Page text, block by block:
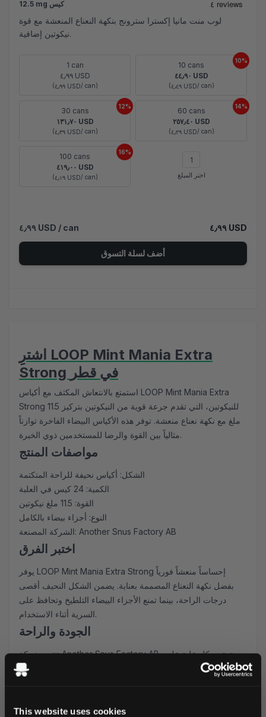
This website uses cookies
12.5 mg كيس
لوب منت مانيا إكسترا سترونج بنكهة النعناع المنعشة مع قوة
نيكوتين إضافية.
٤٫٩٩ USD / can ٤٫٩٩ USD
أضف لسلة التسوق
1 can
٤٫٩٩ USD
( ٤٫٩٩ USD/ can)
10 cans
٤٤٫٩٠ USD
( ٤٫٤٩ USD/ can)
10%
30 cans
١٣١٫٧٠ USD
( ٤٫٣٩ USD/ can)
12%
60 cans
٢٥٧٫٤٠ USD
( ٤٫٢٩ USD/ can)
14%
100 cans
٤١٩٫٠٠ USD
( ٤٫١٩ USD/ can)
16%
اختر المبلغ
اشترِ LOOP Mint Mania Extra
Strong في قطر
استمتع بالانتعاش المكثف مع أكياس LOOP Mint Mania Extra
Strong للنيكوتين، التي تقدم جرعة قوية من النيكوتين بتركيز 11.5
ملغ مع نكهة نعناع منعشة. توفر هذه الأكياس البيضاء الفاخرة توازناً
مثالياً بين القوة والرضا للمستخدمين ذوي الخبرة.
مواصفات المنتج
الشكل: أكياس نحيفة للراحة المتكتمة
الكمية: 24 كيس في العلبة
القوة: 11.5 ملغ نيكوتين
النوع: أجزاء بيضاء بالكامل
الشركة المصنعة: Another Snus Factory AB
اختبر الفرق
يوفر LOOP Mint Mania Extra Strong إحساساً منعشاً فورياً
بفضل نكهة النعناع المصممة بعناية. يضمن الشكل النحيف أقصى
درجات الراحة، بينما تمنع الأجزاء البيضاء التلطيخ وتحافظ على
السرية أثناء الاستخدام.
الجودة والراحة
تنتجه شركة Another Snus Factory AB، وتحتوي كل علبة على
24 كيساً فاخراً، مثالية للاستخدام أثناء التنقل. تضمن التركيبة المثالية